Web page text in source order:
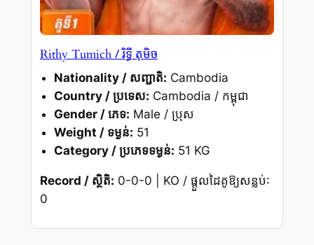
Rithy Tumich / រិទ្ធី តុមិច
Nationality / សញ្ជាតិ: Cambodia
Country / ប្រទេស: Cambodia / កម្ពុជា
Gender / ភេទ: Male / ប្រុស
Weight / ទម្ងន់: 51
Category / ប្រភេទទម្ងន់: 51 KG
Record / ស្ថិតិ: 0-0-0 | KO / ផ្តួលដៃគូឱ្យសន្លប់:
0